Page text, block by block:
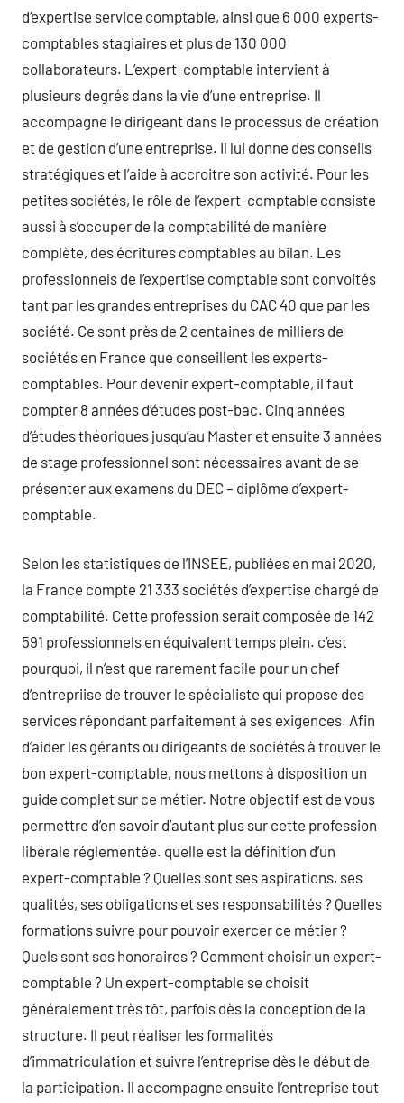
d’expertise service comptable, ainsi que 6 000 experts-
comptables stagiaires et plus de 130 000
collaborateurs. L’expert-comptable intervient à
plusieurs degrés dans la vie d’une entreprise. Il
accompagne le dirigeant dans le processus de création
et de gestion d’une entreprise. Il lui donne des conseils
stratégiques et l’aide à accroitre son activité. Pour les
petites sociétés, le rôle de l’expert-comptable consiste
aussi à s’occuper de la comptabilité de manière
complète, des écritures comptables au bilan. Les
professionnels de l’expertise comptable sont convoités
tant par les grandes entreprises du CAC 40 que par les
société. Ce sont près de 2 centaines de milliers de
sociétés en France que conseillent les experts-
comptables. Pour devenir expert-comptable, il faut
compter 8 années d’études post-bac. Cinq années
d’études théoriques jusqu’au Master et ensuite 3 années
de stage professionnel sont nécessaires avant de se
présenter aux examens du DEC – diplôme d’expert-
comptable.
Selon les statistiques de l’INSEE, publiées en mai 2020,
la France compte 21 333 sociétés d’expertise chargé de
comptabilité. Cette profession serait composée de 142
591 professionnels en équivalent temps plein. c’est
pourquoi, il n’est que rarement facile pour un chef
d’entrepriise de trouver le spécialiste qui propose des
services répondant parfaitement à ses exigences. Afin
d’aider les gérants ou dirigeants de sociétés à trouver le
bon expert-comptable, nous mettons à disposition un
guide complet sur ce métier. Notre objectif est de vous
permettre d’en savoir d’autant plus sur cette profession
libérale réglementée. quelle est la définition d’un
expert-comptable ? Quelles sont ses aspirations, ses
qualités, ses obligations et ses responsabilités ? Quelles
formations suivre pour pouvoir exercer ce métier ?
Quels sont ses honoraires ? Comment choisir un expert-
comptable ? Un expert-comptable se choisit
généralement très tôt, parfois dès la conception de la
structure. Il peut réaliser les formalités
d’immatriculation et suivre l’entreprise dès le début de
la participation. Il accompagne ensuite l’entreprise tout